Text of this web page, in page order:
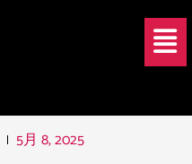
メ
ニ
ュ
5月 8, 2025